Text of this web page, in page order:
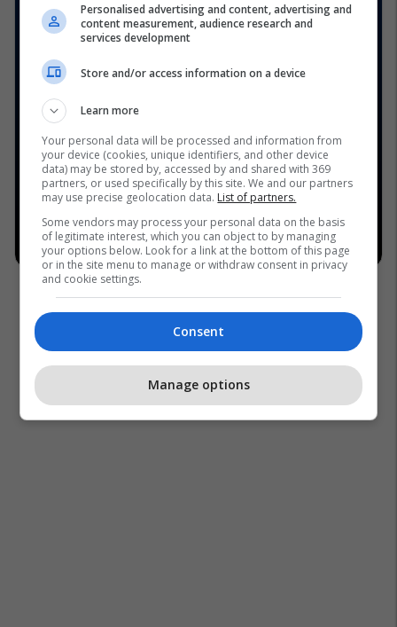
Personalised advertising and content, advertising and
content measurement, audience research and
services development
Store and/or access information on a device
Learn more
Your personal data will be processed and information from
your device (cookies, unique identifiers, and other device
data) may be stored by, accessed by and shared with 369
partners, or used specifically by this site. We and our partners
may use precise geolocation data. List of partners.
Some vendors may process your personal data on the basis
of legitimate interest, which you can object to by managing
your options below. Look for a link at the bottom of this page
or in the site menu to manage or withdraw consent in privacy
and cookie settings.
Consent
Manage options